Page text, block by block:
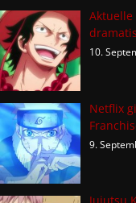
Aktuelle
10.
Netflix
9.